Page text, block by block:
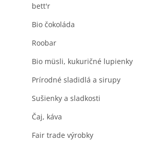
bett'r
Bio čokoláda
Roobar
Bio müsli, kukuričné lupienky
Prírodné sladidlá a sirupy
Sušienky a sladkosti
Čaj, káva
Fair trade výrobky